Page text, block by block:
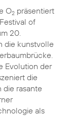
O2präsentiert
of
20.
die kunstvolle
Evolution der
die
rasante
als